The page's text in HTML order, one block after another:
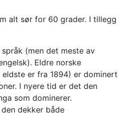
alt sør for 60 grader. I tillegg
(men det meste av
Eldre norske
er fra 1894) er dominert
I nyere tid er det den
som dominerer.
dekker både